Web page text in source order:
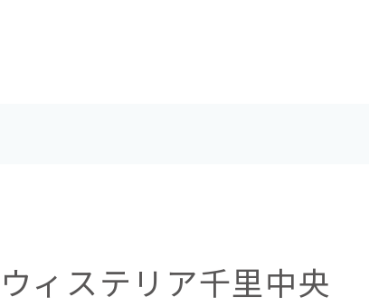
ィステリア千里中央